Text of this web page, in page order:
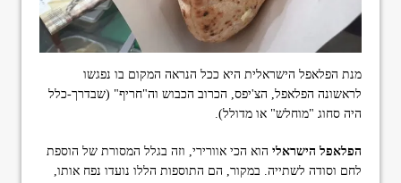
מנת הפלאפל הישראלית היא ככל הנראה המקום בו נפגשו
לראשונה הפלאפל, הצ'יפס, הכרוב הכבוש וה"חריף" (שבדרך-כלל
היה סחוג "מוחלש" או מדולל).
הפלאפל הישראלי הוא הכי אוורירי, וזה בגלל המסורת של הוספת
לחם וסודה לשתייה. במקור, הם התוספות הללו נועדו נפח אותו,